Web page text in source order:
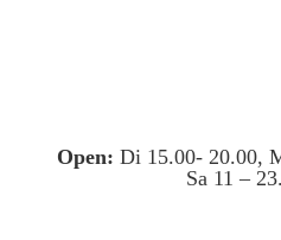
Open: Di 15.00- 20.00,
Sa 11 –